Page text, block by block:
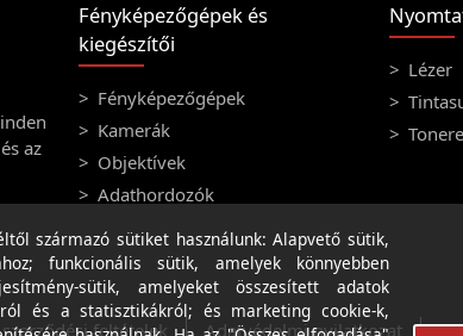
az
Fényképezőgépek és
kiegészítői
Fényképezőgépek
Kamerák
Objektívek
Adathordozók
Lézer
feltételek Adatvédelmi nyilatkozat A
származó sütiket használunk: Alapvető sütik,
funkcionális sütik, amelyek könnyebben
sütik, amelyeket összesített adatok
és a statisztikákról; és marketing cookie-k,